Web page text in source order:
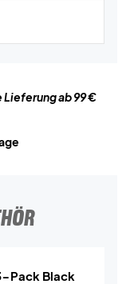
Lieferung ab 99 €
Pack Black